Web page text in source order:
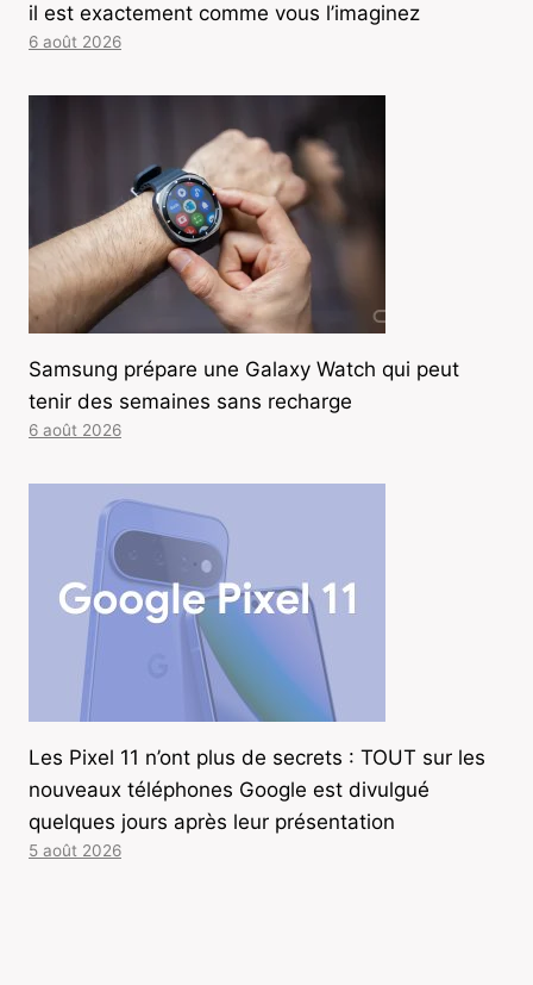
il est exactement comme vous l’imaginez
6 août 2026
Samsung prépare une Galaxy Watch qui peut
tenir des semaines sans recharge
6 août 2026
Les Pixel 11 n’ont plus de secrets : TOUT sur les
nouveaux téléphones Google est divulgué
quelques jours après leur présentation
5 août 2026